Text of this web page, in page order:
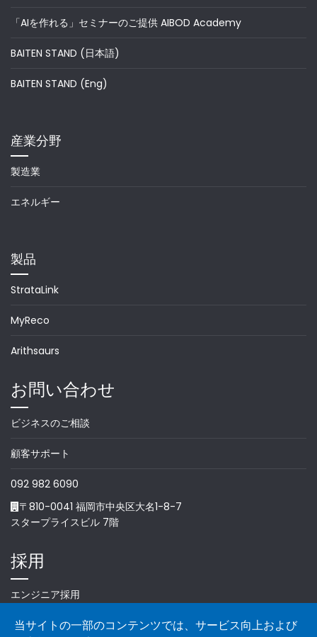
「AIを作れる」セミナーのご提供 AIBOD Academy
BAITEN STAND (日本語)
BAITEN STAND (Eng)
産業分野
製造業
エネルギー
製品
StrataLink
MyReco
Arithsaurs
お問い合わせ
ビジネスのご相談
顧客サポート
092 982 6090
〒810-0041 福岡市中央区大名1-8-7
スタープライスビル 7階
採用
エンジニア採用
当サイトの一部のコンテンツでは、サービス向上および